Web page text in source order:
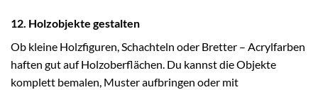
12. Holzobjekte gestalten
Ob kleine Holzfiguren, Schachteln oder Bretter – Acrylfarben
haften gut auf Holzoberflächen. Du kannst die Objekte
komplett bemalen, Muster aufbringen oder mit